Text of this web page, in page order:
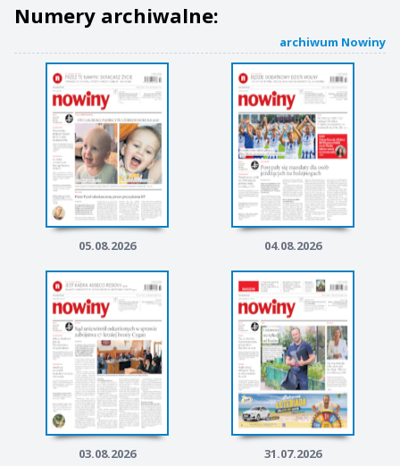
Numery archiwalne:
archiwum Nowiny
05.08.2026 04.08.2026
03.08.2026 31.07.2026